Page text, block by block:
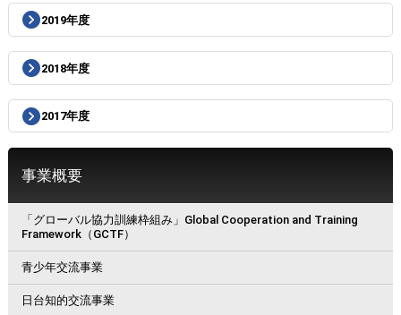
2019年度
2018年度
2017年度
事業概要
「グローバル協力訓練枠組み」Global Cooperation and Training
Framework（GCTF）
青少年交流事業
日台知的交流事業